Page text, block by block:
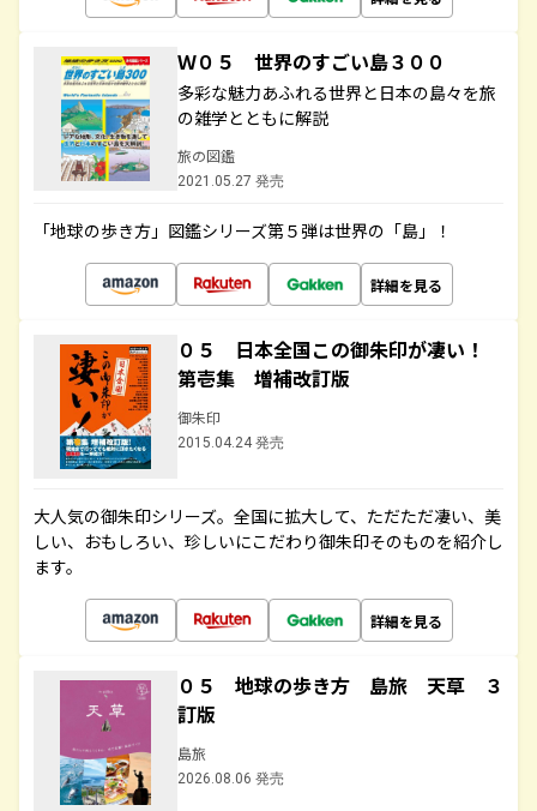
Ｗ０５ 世界のすごい島３００
多彩な魅力あふれる世界と日本の島々を旅
の雑学とともに解説
旅の図鑑
2021.05.27 発売
「地球の歩き方」図鑑シリーズ第５弾は世界の「島」！
詳細を見る
０５ 日本全国この御朱印が凄い！
第壱集 増補改訂版
御朱印
2015.04.24 発売
大人気の御朱印シリーズ。全国に拡大して、ただただ凄い、美
しい、おもしろい、珍しいにこだわり御朱印そのものを紹介し
ます。
詳細を見る
０５ 地球の歩き方 島旅 天草 ３
訂版
島旅
2026.08.06 発売